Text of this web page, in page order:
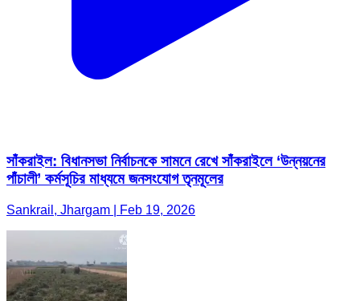
সাঁকরাইল: বিধানসভা নির্বাচনকে সামনে রেখে সাঁকরাইলে ‘উন্নয়নের
পাঁচালী’ কর্মসূচির মাধ্যমে জনসংযোগ তৃনমূলের
Sankrail, Jhargam | Feb 19, 2026